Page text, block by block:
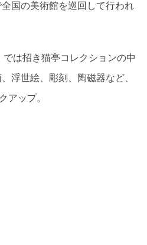
全国の美術館を巡回して行われ
は招き猫亭コレクションの中
浮世絵、彫刻、陶磁器など、
アップ。